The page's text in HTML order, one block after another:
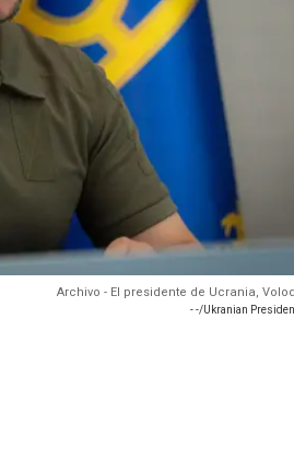
Archivo - El presidente de Ucrania,
- -/Ukranian